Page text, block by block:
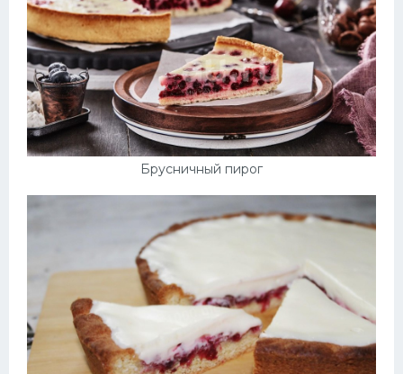
Брусничный пирог